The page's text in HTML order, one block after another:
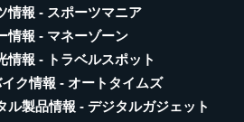
情報 - スポーツマニア
情報 - マネーゾーン
情報 - トラベルスポット
ク情報 - オートタイムズ
ル製品情報 - デジタルガジェット